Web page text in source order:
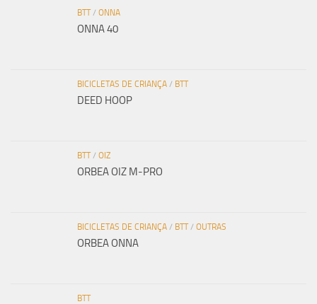
BTT/ ONNA
ONNA 40
BICICLETAS DE CRIANÇA / BTT
DEED HOOP
BTT/ OIZ
ORBEA OIZ M-PRO
BICICLETAS DE CRIANÇA / BTT/ OUTRAS
ORBEA ONNA
BTT